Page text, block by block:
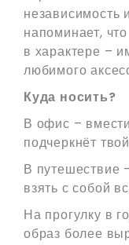
независимость
напоминает,
в характере –
любимого
Куда носить?
В офис –
подчеркнёт
В путешествие
взять с собой
На прогулку в
образ более